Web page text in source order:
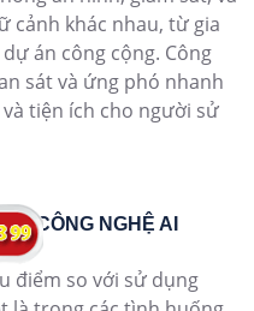
cảnh khác nhau, từ gia
án công cộng. Công
sát và ứng phó nhanh
tiện ích cho người sử
CÔNG NGHỆ AI
điểm so với sử dụng